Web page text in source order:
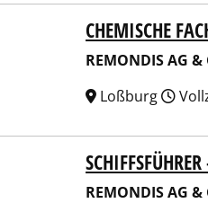
AG & Co. KG
CHEMISCHE
REMONDIS AG &
Loßburg
AG & Co. KG
REMONDIS AG &